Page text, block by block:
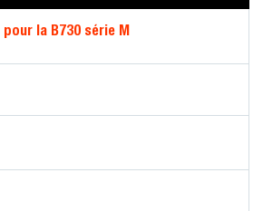
la B730 série M